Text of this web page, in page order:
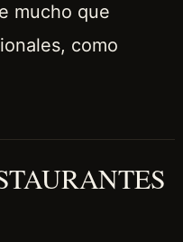
mucho que
como